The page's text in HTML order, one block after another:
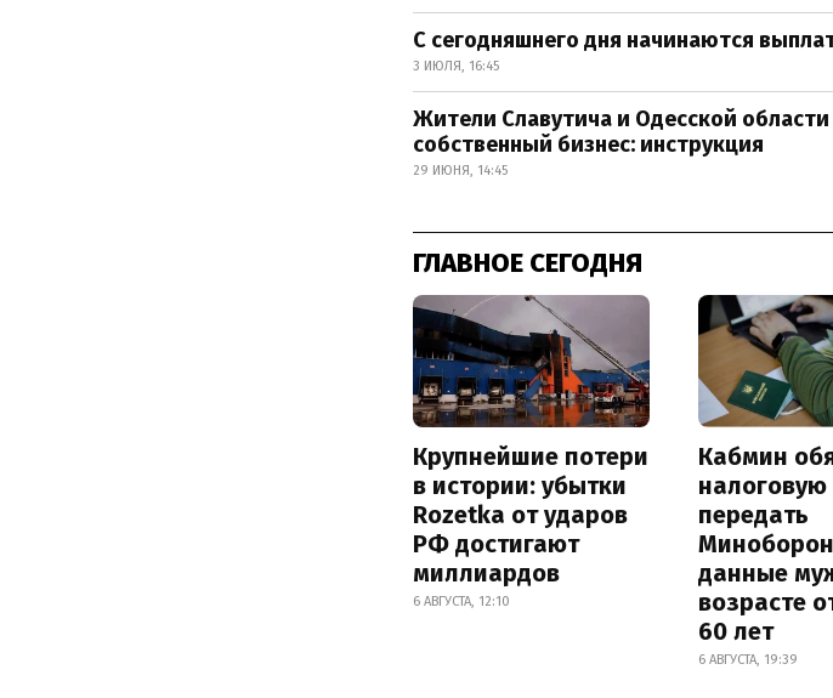
С сегодняшнего дня начинаются
3 ИЮЛЯ, 16:45
Жители Славутича и Одесской
собственный бизнес: инструкция
29 ИЮНЯ, 14:45
ГЛАВНОЕ СЕГОДНЯ
Крупнейшие потери
в истории: убытки
Rozetka от ударов
РФ достигают
миллиардов
6 АВГУСТА, 12:10
Кабмин
налоговую
передать
данные
возрасте
60 лет
6 АВГУСТА, 19:39